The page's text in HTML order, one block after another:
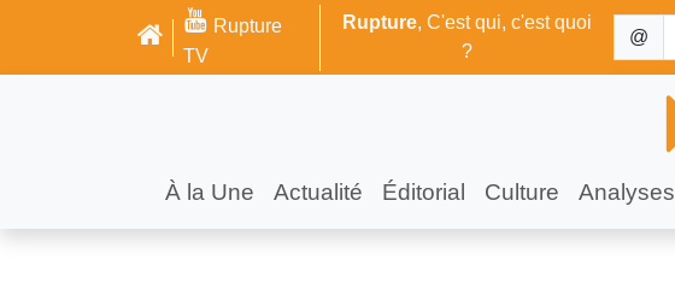
Rupture
TV
Rupture, C'est qui, c'est quoi
?
@
À la Une Actualité Éditorial Culture Analyses